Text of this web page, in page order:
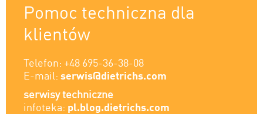
Pomoc techniczna dla
klientów
Telefon: +48 695-36-38-08
E-mail: serwis@dietrichs.com
serwisy techniczne
infoteka: pl.blog.dietrichs.com